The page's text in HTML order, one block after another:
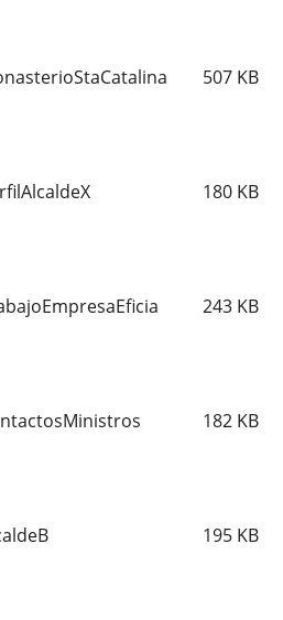
507 KB
180 KB
243 KB
182 KB
195 KB